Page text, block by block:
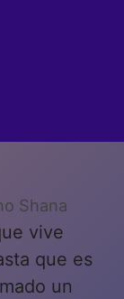
Shana
vive
que es
un